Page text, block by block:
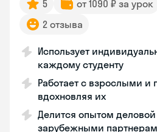
5 от 1090 ₽ за урок
2 отзыва
Использует
каждому студенту
Работает с взрослыми и
вдохновляя их
Делится опытом
зарубежными